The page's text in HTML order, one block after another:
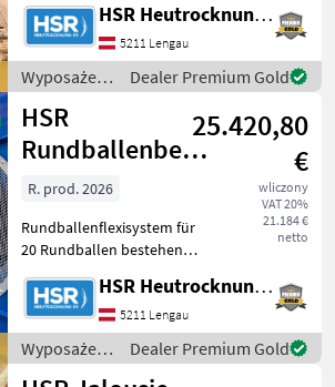
Motorleistung: 7, 5 kW
Ausführung: · Einseitig
saugender
Hochleistungsradialventilator
· 4-poliger Moto
HSR Heutrocknung SR GmbH
5211 Lengau
Wyposażenia
stajne i
ogrodowe /
HSR
Dealer Premium Gold
HSR
Rundballenbelüftung
Flex für 20
Ballen
25.420,80
€
wliczony
VAT 20%
21.184 €
netto
R. prod. 2026
Rundballenflexisystem für
20 Rundballen bestehend
VARIOs Ventilator ·Einseitig
saugender
Hochleistungsradialventilator
·6-poliger Motor d
HSR Heutrocknung SR GmbH
5211 Lengau
Wyposażenia
stajne i
Dealer Premium Gold